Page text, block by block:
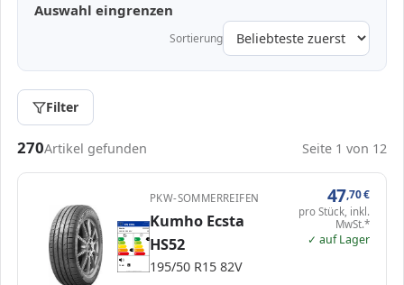
Auswahl eingrenzen
Sortierung
Filter
Passende Reifen in 195/50 R15
270Artikel gefunden Seite 1 von 12
ENERG 1016118
Kumho 2303363
195/50 R15 82V C1
A
B
C
D
D
E
A A
B
C
D
E
71 dB
PKW-SOMMERREIFEN
Kumho Ecsta
HS52
195/50 R15 82V
47,70€
pro Stück, inkl.
MwSt.*
✓ auf Lager